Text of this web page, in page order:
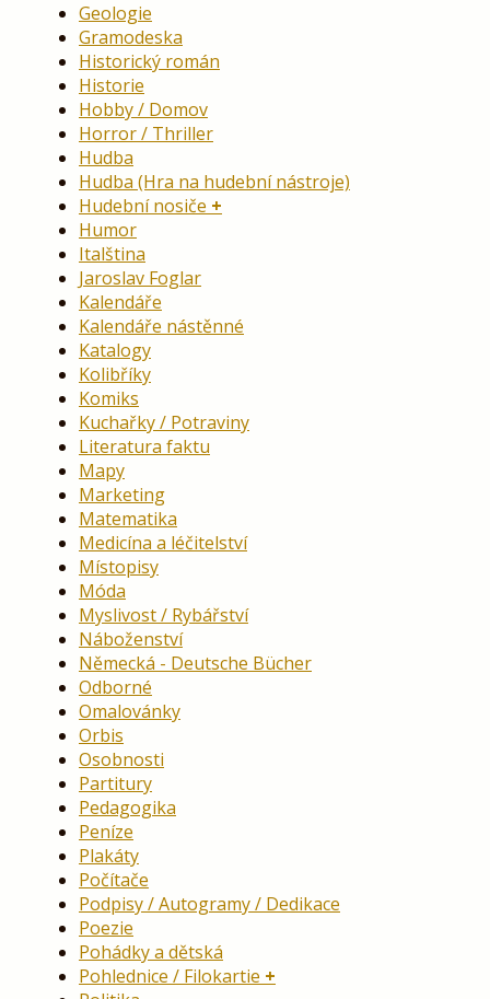
Geologie
Gramodeska
Historický román
Historie
Hobby / Domov
Horror / Thriller
Hudba
Hudba (Hra na hudební nástroje)
Hudební nosiče
Humor
Italština
Jaroslav Foglar
Kalendáře
Kalendáře nástěnné
Katalogy
Kolibříky
Komiks
Kuchařky / Potraviny
Literatura faktu
Mapy
Marketing
Matematika
Medicína a léčitelství
Místopisy
Móda
Myslivost / Rybářství
Náboženství
Německá - Deutsche Bücher
Odborné
Omalovánky
Orbis
Osobnosti
Partitury
Pedagogika
Peníze
Plakáty
Počítače
Podpisy / Autogramy / Dedikace
Poezie
Pohádky a dětská
Pohlednice / Filokartie